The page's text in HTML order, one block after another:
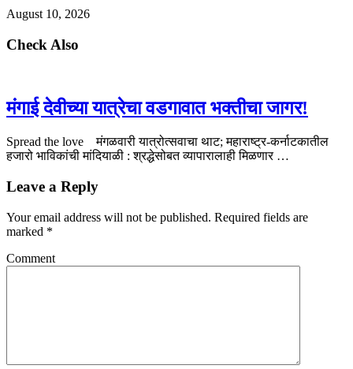
August 10, 2026
Check Also
मंगाई देवीच्या यात्रेचा वडगावात भक्तीचा जागर!
Spread the love मंगळवारी यात्रोत्सवाचा थाट; महाराष्ट्र-कर्नाटकातील
हजारो भाविकांची मांदियाळी : श्रद्धेसोबत व्यापारालाही मिळणार …
Leave a Reply
Your email address will not be published. Required fields are
marked *
Comment